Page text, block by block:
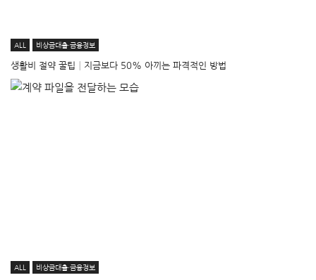
ALL 비상금대출·금융정보
생활비 절약 꿀팁│지금보다 50% 아끼는 파격적인 방법
ALL 비상금대출·금융정보